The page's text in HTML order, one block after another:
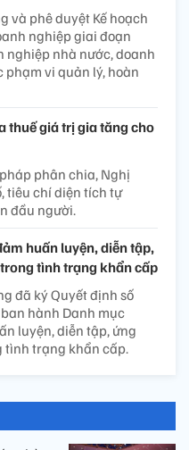
và phê duyệt Kế hoạch
nghiệp giai đoạn
nghiệp nhà nước, doanh
vi quản lý, hoàn
thuế giá trị gia tăng cho
phân chia, Nghị
tiêu chí diện tích tự
đầu người.
huấn luyện, diễn tập,
tình trạng khẩn cấp
đã ký Quyết định số
hành Danh mục
luyện, diễn tập, ứng
tình trạng khẩn cấp.